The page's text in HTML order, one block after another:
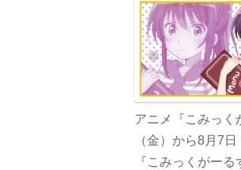
アニメ『こみっく
（金）から8月7
『こみっくがー